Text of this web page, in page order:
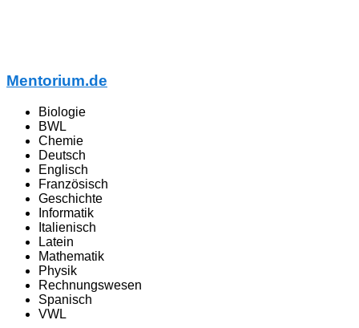
Mentorium.de
Biologie
BWL
Chemie
Deutsch
Englisch
Französisch
Geschichte
Informatik
Italienisch
Latein
Mathematik
Physik
Rechnungswesen
Spanisch
VWL